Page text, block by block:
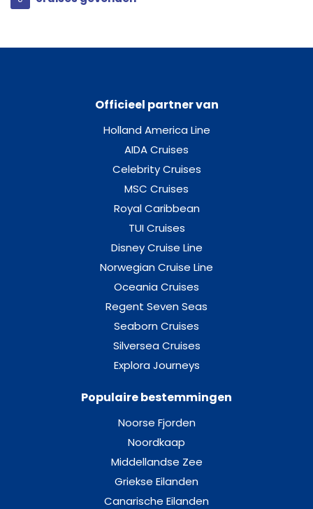
Officieel partner van
Holland America Line
AIDA Cruises
Celebrity Cruises
MSC Cruises
Royal Caribbean
TUI Cruises
Disney Cruise Line
Norwegian Cruise Line
Oceania Cruises
Regent Seven Seas
Seaborn Cruises
Silversea Cruises
Explora Journeys
Populaire bestemmingen
Noorse Fjorden
Noordkaap
Middellandse Zee
Griekse Eilanden
Canarische Eilanden